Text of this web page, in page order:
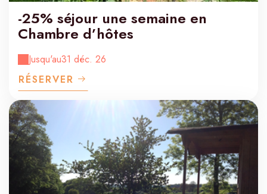
-25% séjour une semaine en
Chambre d’hôtes
Jusqu'au31 déc. 26
RÉSERVER